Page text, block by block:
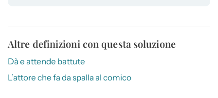
Altre definizioni con questa soluzione
Dà e attende battute
L’attore che fa da spalla al comico